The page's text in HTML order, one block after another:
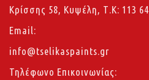
Κρίσσης 58, Κυψέλη, Τ.Κ: 113 64
Email:
info@tselikaspaints.gr
Τηλέφωνο Επικοινωνίας: